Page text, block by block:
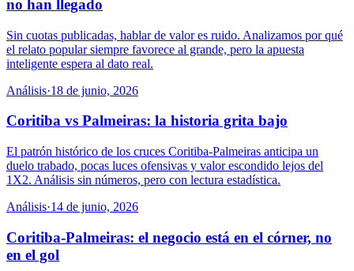
no han llegado
Sin cuotas publicadas, hablar de valor es ruido. Analizamos por qué
el relato popular siempre favorece al grande, pero la apuesta
inteligente espera al dato real.
Análisis·18 de junio, 2026
Coritiba vs Palmeiras: la historia grita bajo
El patrón histórico de los cruces Coritiba-Palmeiras anticipa un
duelo trabado, pocas luces ofensivas y valor escondido lejos del
1X2. Análisis sin números, pero con lectura estadística.
Análisis·14 de junio, 2026
Coritiba-Palmeiras: el negocio está en el córner, no
en el gol